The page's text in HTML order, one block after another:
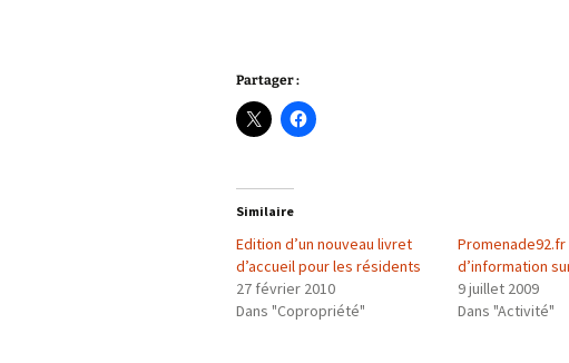
Partager :
Similaire
Edition d’un nouveau livret
d’accueil pour les résidents
27 février 2010
Dans "Copropriété"
Promenade92.fr
d’information
9 juillet 2009
Dans "Activité"